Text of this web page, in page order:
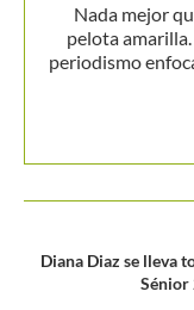
Nada mejor
pelota
periodismo
Diana Diaz se lleva
Sénior